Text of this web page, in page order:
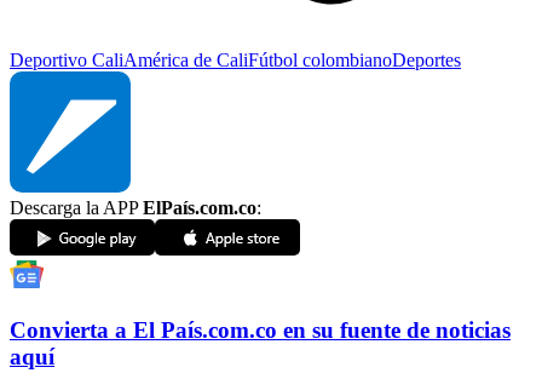
Deportivo CaliAmérica de CaliFútbol colombianoDeportes
Descarga la APPElPaís.com.co:
Convierta a El País.com.co en su fuente de noticias
aquí